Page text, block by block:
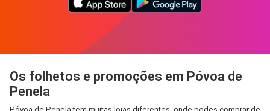
Os folhetos e promoções em Póvoa de
Penela